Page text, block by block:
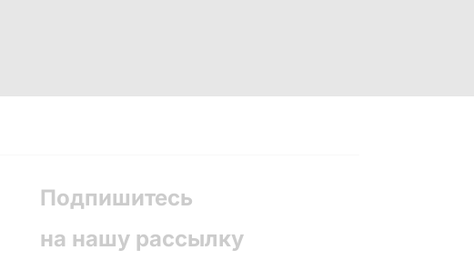
Подпишитесь
на нашу рассылку